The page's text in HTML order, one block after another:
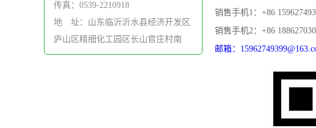
传真：0539-2210918
地 址：山东临沂沂水县经济开发区
庐山区精细化工园区长山官庄村南
销售手机1：+86
销售手机2：+86
邮箱：